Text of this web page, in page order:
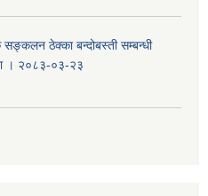
सङ्कलन ठेक्का बन्दोबस्ती सम्बन्धी
। २०८३-०३-२३